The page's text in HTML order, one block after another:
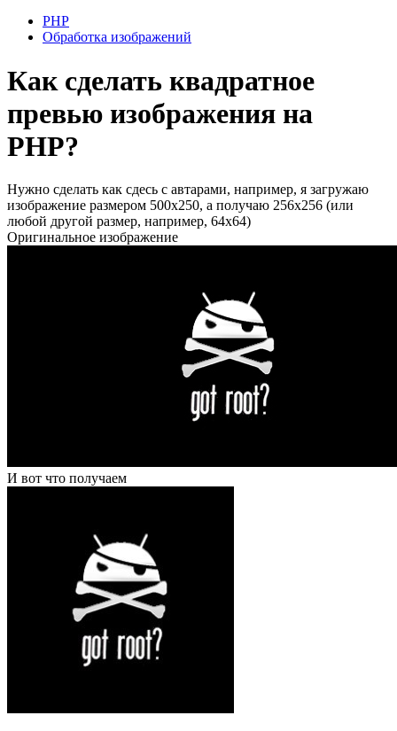
PHP
Обработка изображений
Как сделать квадратное
превью изображения на
PHP?
Нужно сделать как сдесь с автарами, например, я загружаю
изображение размером 500x250, а получаю 256x256 (или
любой другой размер, например, 64x64)
Оригинальное изображение
И вот что получаем